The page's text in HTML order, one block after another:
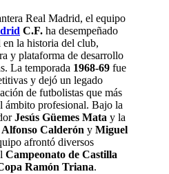
Real Madrid, el equipo
C.F. ha desempeñado
la historia del club,
y plataforma de desarrollo
La temporada 1968-69 fue
y dejó un legado
de futbolistas que más
ámbito profesional. Bajo la
Jesús Güemes Mata y la
Calderón y Miguel
afrontó diversos
Campeonato de Castilla
Ramón Triana.